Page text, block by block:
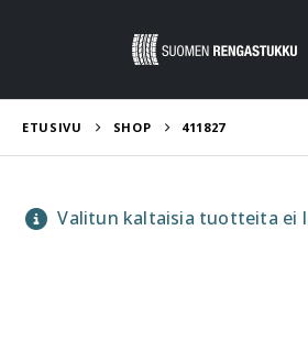
ETUSIVU SHOP 411827
Valitun kaltaisia tuotteita ei